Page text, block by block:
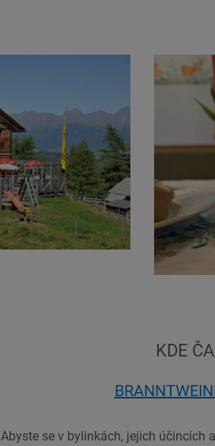
KDE
Abyste se v bylinkách, jejich účincích